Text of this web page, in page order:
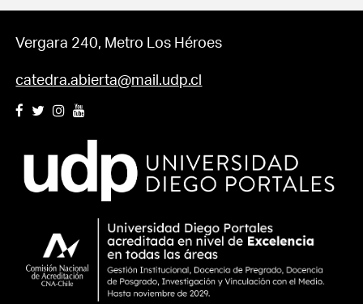
Vergara 240, Metro Los Héroes
catedra.abierta@mail.udp.cl